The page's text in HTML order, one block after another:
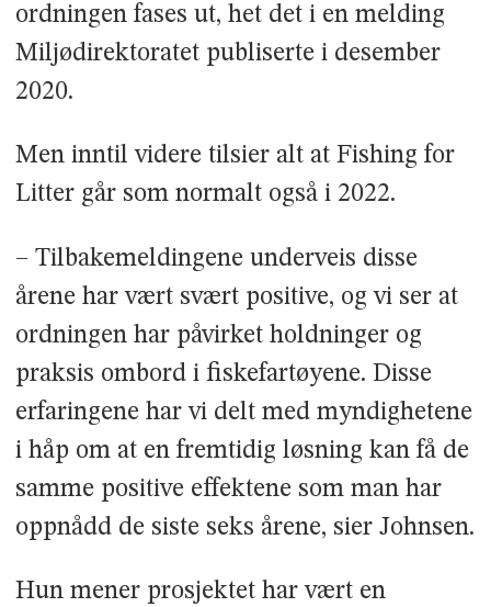
ordningen fases ut, het det i en melding
Miljødirektoratet publiserte i desember
2020.
Men inntil videre tilsier alt at Fishing for
Litter går som normalt også i 2022.
– Tilbakemeldingene underveis disse
årene har vært svært positive, og vi ser at
ordningen har påvirket holdninger og
praksis ombord i fiskefartøyene. Disse
erfaringene har vi delt med myndighetene
i håp om at en fremtidig løsning kan få de
samme positive effektene som man har
oppnådd de siste seks årene, sier Johnsen.
Hun mener prosjektet har vært en